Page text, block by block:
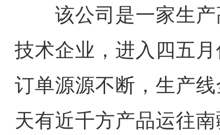
该公司是一家生产
技术企业，进入四五
订单源源不断，生产
天有近千方产品运往